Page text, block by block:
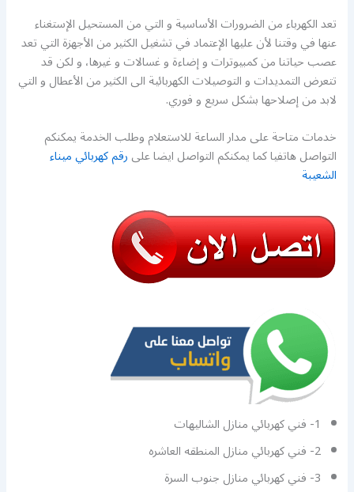
تعد الكهرباء من الضرورات الأساسية و التي من المستحيل الإستغناء
عنها في وقتنا لأن عليها الإعتماد في تشغيل الكثير من الأجهزة التي تعد
عصب حياتنا من كمبيوترات و إضاءة و غسالات و غيرها، و لكن قد
تتعرض التمديدات و التوصيلات الكهربائية الى الكثير من الأعطال و التي
لابد من إصلاحها بشكل سريع و فوري.
خدمات متاحة على مدار الساعة للاستعلام وطلب الخدمة يمكنكم
التواصل هاتفيا كما يمكنكم التواصل ايضا علىرقم كهربائي ميناء
الشعيبة
1- فني كهربائي منازل الشاليهات
2- فني كهربائي منازل المنطقه العاشره
3- فني كهربائي منازل جنوب السرة